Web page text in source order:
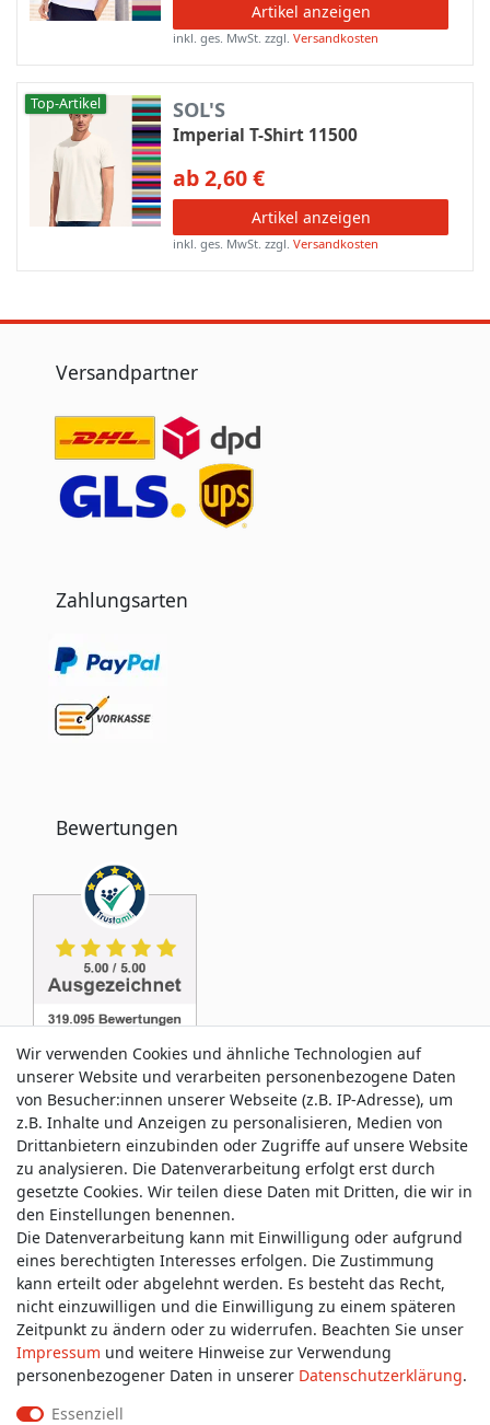
Artikel anzeigen
inkl. ges. MwSt. zzgl.Versandkosten
Top-Artikel SOL'S
Imperial T-Shirt 11500
ab 2,60 €
Artikel anzeigen
inkl. ges. MwSt. zzgl.Versandkosten
Versandpartner
Zahlungsarten
Bewertungen
Service & Kontakt
Wünschen Sie einen Rückruf?
service@allmyclothes.de
Schreiben Sie uns:
service@allmyclothes.de
Wir verwenden Cookies und ähnliche Technologien auf
unserer Website und verarbeiten personenbezogene Daten
von Besucher:innen unserer Webseite (z.B. IP-Adresse), um
z.B. Inhalte und Anzeigen zu personalisieren, Medien von
Drittanbietern einzubinden oder Zugriffe auf unsere Website
zu analysieren. Die Datenverarbeitung erfolgt erst durch
gesetzte Cookies. Wir teilen diese Daten mit Dritten, die wir in
den Einstellungen benennen.
Die Datenverarbeitung kann mit Einwilligung oder aufgrund
eines berechtigten Interesses erfolgen. Die Zustimmung
kann erteilt oder abgelehnt werden. Es besteht das Recht,
nicht einzuwilligen und die Einwilligung zu einem späteren
Zeitpunkt zu ändern oder zu widerrufen. Beachten Sie unser
Impressum und weitere Hinweise zur Verwendung
personenbezogener Daten in unserer Daten­schutz­erklärung.
Essenziell